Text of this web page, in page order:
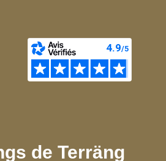
de Terräng